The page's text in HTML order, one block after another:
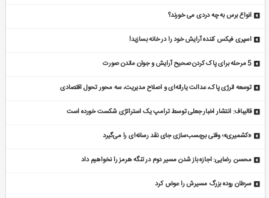
انواع برس به چه دردی می خورند؟
اسپری فیکس کننده آرایش خود را در خانه بسازید!
5 مرحله برای پاک کردن صحیح آرایش و جوان ماندن صورت
توسعه انرژی پاک، عدالت یارانه‌ای و اصلاح مدیریت، سه محور تحول اقتصادی
قالیباف: انتشار اخبار جعلی توسط ترامپ یک استراتژی شکست خورده است
«کشمیری»؛ وقتی برچسب‌سازی جای نقد رسانه‌ای را می‌گیرد
محسن رضایی: اجازه باز شدن مسیر دوم در تنگه هرمز را نخواهیم داد
سرطان روده بزرگ مسیرش را عوض کرد